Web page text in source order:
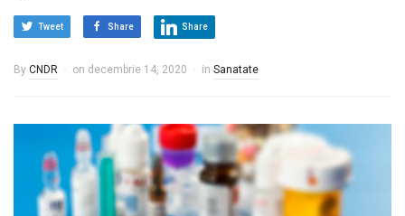
Tweet Share Share
By CNDR on decembrie 14, 2020 in Sanatate